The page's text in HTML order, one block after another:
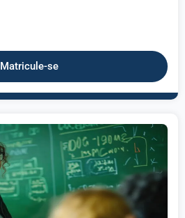
Matricule-se